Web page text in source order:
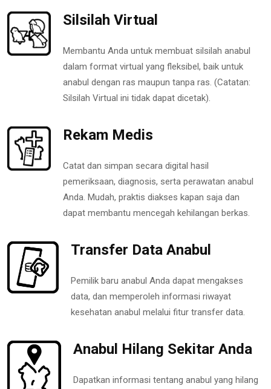
Silsilah Virtual
Membantu Anda untuk membuat silsilah anabul
dalam format virtual yang fleksibel, baik untuk
anabul dengan ras maupun tanpa ras. (Catatan:
Silsilah Virtual ini tidak dapat dicetak).
Rekam Medis
Catat dan simpan secara digital hasil
pemeriksaan, diagnosis, serta perawatan anabul
Anda. Mudah, praktis diakses kapan saja dan
dapat membantu mencegah kehilangan berkas.
Transfer Data Anabul
Pemilik baru anabul Anda dapat mengakses
data, dan memperoleh informasi riwayat
kesehatan anabul melalui fitur transfer data.
Anabul Hilang Sekitar Anda
Dapatkan informasi tentang anabul yang hilang